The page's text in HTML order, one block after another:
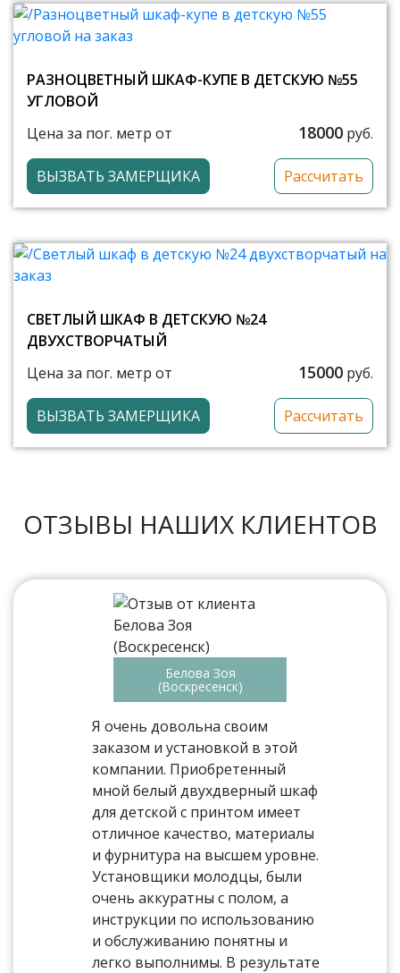
РАЗНОЦВЕТНЫЙ ШКАФ-КУПЕ В ДЕТСКУЮ №55
УГЛОВОЙ
Цена за пог. метр от
18000 руб.
ВЫЗВАТЬ ЗАМЕРЩИКА Рассчитать
СВЕТЛЫЙ ШКАФ В ДЕТСКУЮ №24
ДВУХСТВОРЧАТЫЙ
Цена за пог. метр от
15000 руб.
ВЫЗВАТЬ ЗАМЕРЩИКА Рассчитать
ОТЗЫВЫ НАШИХ КЛИЕНТОВ
Белова Зоя
(Воскресенск)
Я очень довольна своим
заказом и установкой в этой
компании. Приобретенный
мной белый двухдверный шкаф
для детской с принтом имеет
отличное качество, материалы
и фурнитура на высшем уровне.
Установщики молодцы, были
очень аккуратны с полом, а
инструкции по использованию
и обслуживанию понятны и
легко выполнимы. В результате